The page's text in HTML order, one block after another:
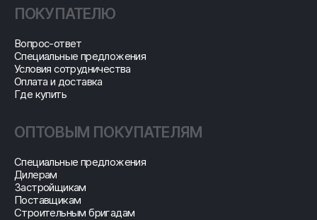
ПОКУПАТЕЛЮ
Вопрос-ответ
Специальные предложения
Условия сотрудничества
Оплата и доставка
Где купить
ОПТОВЫМ ПОКУПАТЕЛЯМ
Специальные предложения
Дилерам
Застройщикам
Поставщикам
Строительным бригадам